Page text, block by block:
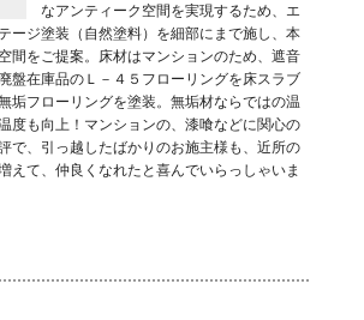
なアンティーク空間を実現するため、エ
ージ塗装（自然塗料）を細部にまで施し、本
間をご提案。床材はマンションのため、遮音
盤在庫品のＬ－４５フローリングを床スラブ
垢フローリングを塗装。無垢材ならではの温
度も向上！マンションの、漆喰などに関心の
で、引っ越したばかりのお施主様も、近所の
えて、仲良くなれたと喜んでいらっしゃいま